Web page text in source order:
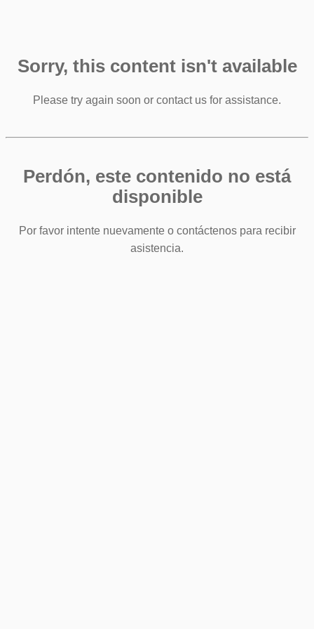
Sorry, this content isn't available
Please try again soon or contact us for assistance.
Perdón, este contenido no está
disponible
Por favor intente nuevamente o contáctenos para recibir
asistencia.